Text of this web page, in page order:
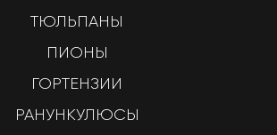
ТЮЛЬПАНЫ
ПИОНЫ
ГОРТЕНЗИИ
РАНУНКУЛЮСЫ